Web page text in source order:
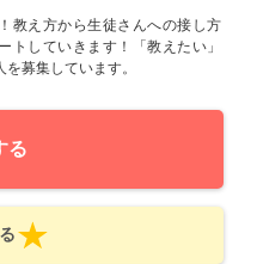
教え方から生徒さんへの接し方
トしていきます！「教えたい」
募集しています。
る